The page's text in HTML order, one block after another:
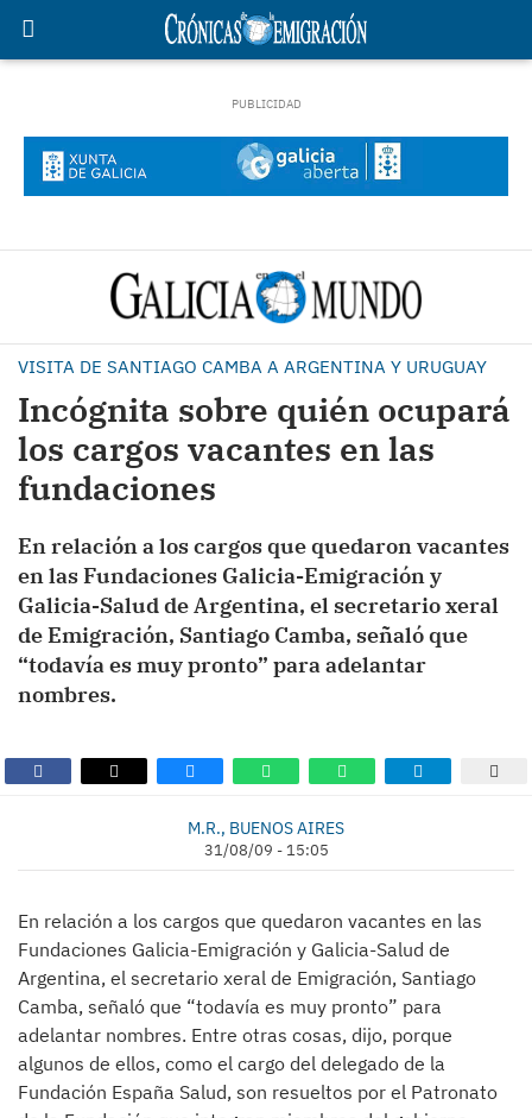
VISITA DE SANTIAGO CAMBA A ARGENTINA Y URUGUAY
Incógnita sobre quién ocupará
los cargos vacantes en las
fundaciones
En relación a los cargos que quedaron vacantes
en las Fundaciones Galicia-Emigración y
Galicia-Salud de Argentina, el secretario xeral
de Emigración, Santiago Camba, señaló que
“todavía es muy pronto” para adelantar
nombres.
M.R., BUENOS AIRES
31/08/09 - 15:05
En relación a los cargos que quedaron vacantes en las
Fundaciones Galicia-Emigración y Galicia-Salud de
Argentina, el secretario xeral de Emigración, Santiago
Camba, señaló que “todavía es muy pronto” para
adelantar nombres. Entre otras cosas, dijo, porque
algunos de ellos, como el cargo del delegado de la
Fundación España Salud, son resueltos por el Patronato